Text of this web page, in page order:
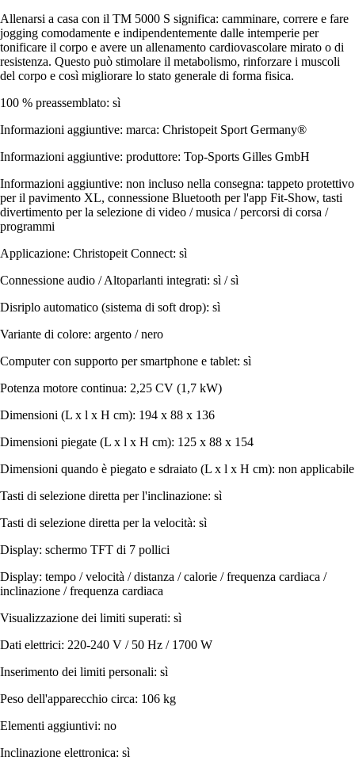
Allenarsi a casa con il TM 5000 S significa: camminare, correre e fare
jogging comodamente e indipendentemente dalle intemperie per
tonificare il corpo e avere un allenamento cardiovascolare mirato o di
resistenza. Questo può stimolare il metabolismo, rinforzare i muscoli
del corpo e così migliorare lo stato generale di forma fisica.
100 % preassemblato: sì
Informazioni aggiuntive: marca: Christopeit Sport Germany®
Informazioni aggiuntive: produttore: Top-Sports Gilles GmbH
Informazioni aggiuntive: non incluso nella consegna: tappeto protettivo
per il pavimento XL, connessione Bluetooth per l'app Fit-Show, tasti
divertimento per la selezione di video / musica / percorsi di corsa /
programmi
Applicazione: Christopeit Connect: sì
Connessione audio / Altoparlanti integrati: sì / sì
Disriplo automatico (sistema di soft drop): sì
Variante di colore: argento / nero
Computer con supporto per smartphone e tablet: sì
Potenza motore continua: 2,25 CV (1,7 kW)
Dimensioni (L x l x H cm): 194 x 88 x 136
Dimensioni piegate (L x l x H cm): 125 x 88 x 154
Dimensioni quando è piegato e sdraiato (L x l x H cm): non applicabile
Tasti di selezione diretta per l'inclinazione: sì
Tasti di selezione diretta per la velocità: sì
Display: schermo TFT di 7 pollici
Display: tempo / velocità / distanza / calorie / frequenza cardiaca /
inclinazione / frequenza cardiaca
Visualizzazione dei limiti superati: sì
Dati elettrici: 220-240 V / 50 Hz / 1700 W
Inserimento dei limiti personali: sì
Peso dell'apparecchio circa: 106 kg
Elementi aggiuntivi: no
Inclinazione elettronica: sì